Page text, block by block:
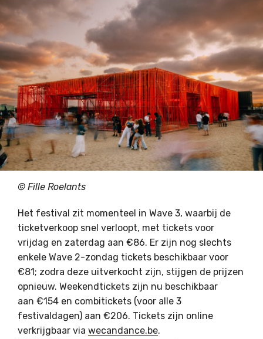
© Fille Roelants
Het festival zit momenteel in Wave 3, waarbij de
ticketverkoop snel verloopt, met tickets voor
vrijdag en zaterdag aan €86. Er zijn nog slechts
enkele Wave 2-zondag tickets beschikbaar voor
€81; zodra deze uitverkocht zijn, stijgen de prijzen
opnieuw. Weekendtickets zijn nu beschikbaar
aan €154 en combitickets (voor alle 3
festivaldagen) aan €206. Tickets zijn online
verkrijgbaar via wecandance.be.